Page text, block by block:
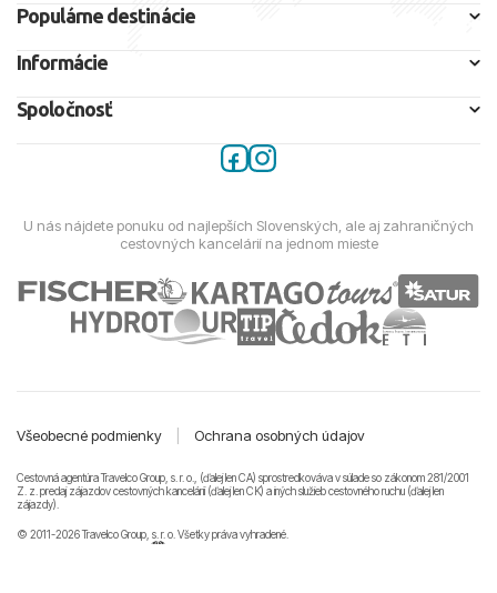
Populárne destinácie
Informácie
Spoločnosť
U nás nájdete ponuku od najlepších Slovenských, ale aj zahraničných
cestovných kancelárií na jednom mieste
Všeobecné podmienky Ochrana osobných údajov
Cestovná agentúra Travelco Group, s. r. o., (ďalej len CA) sprostredkováva v súlade so zákonom 281/2001
Z. z. predaj zájazdov cestovných kancelárii (ďalej len CK) a iných služieb cestovného ruchu (ďalej len
zájazdy).
© 2011-2026 Travelco Group, s. r. o. Všetky práva vyhradené.